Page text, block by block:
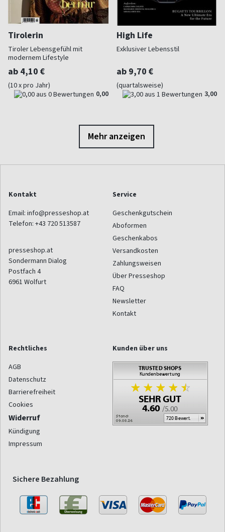
Tirolerin
Tiroler Lebensgefühl mit
modernem Lifestyle
ab 4,10 €
(10 x pro Jahr)
0,00
High Life
Exklusiver Lebensstil
ab 9,70 €
(quartalsweise)
3,00
Mehr anzeigen
Kontakt
Email: info@presseshop.at
Telefon: +43 720 513587
presseshop.at
Sondermann Dialog
Postfach 4
6961 Wolfurt
Service
Geschenkgutschein
Aboformen
Geschenkabos
Versandkosten
Zahlungsweisen
Über Presseshop
FAQ
Newsletter
Kontakt
Rechtliches
AGB
Datenschutz
Barrierefreiheit
Cookies
Widerruf
Kündigung
Impressum
Kunden über uns
Sichere Bezahlung